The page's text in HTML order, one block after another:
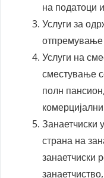
на податоци
Услуги за
отпремување
Услуги на
сместување
полн
комерцијални
Занаетчиски
страна на
занаетчиски